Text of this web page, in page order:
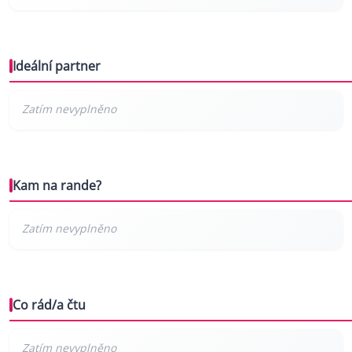
Ideální partner
Kam na rande?
Co rád/a čtu